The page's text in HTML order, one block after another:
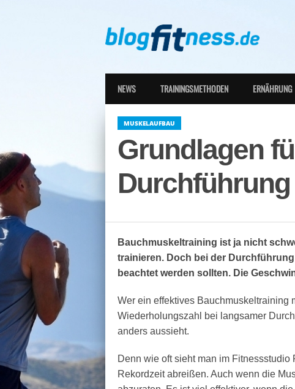
NEWS TRAININGSMETHODEN ERNÄHRUNG
MUSKELAUFBAU
Grundlagen
Bauchmuskeltraining ist ja nicht
trainieren. Doch bei der Durchführung
beachtet werden sollten. Die
Wer ein effektives Bauchmuskeltraining
Wiederholungszahl bei langsamer
anders aussieht.
Denn wie oft sieht man im
Rekordzeit abreißen. Auch wenn die